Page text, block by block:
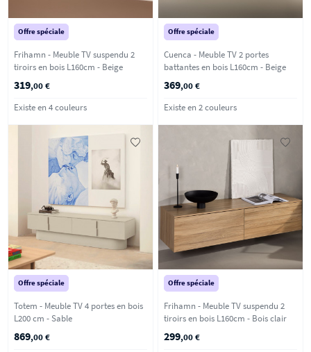
Offre spéciale
Frihamn - Meuble TV suspendu 2
tiroirs en bois L160cm - Beige
319,00 €
Existe en 4 couleurs
Offre spéciale
Cuenca - Meuble TV 2 portes
battantes en bois L160cm - Beige
369,00 €
Existe en 2 couleurs
Offre spéciale
Totem - Meuble TV 4 portes en bois
L200 cm - Sable
869,00 €
Offre spéciale
Frihamn - Meuble TV suspendu 2
tiroirs en bois L160cm - Bois clair
299,00 €